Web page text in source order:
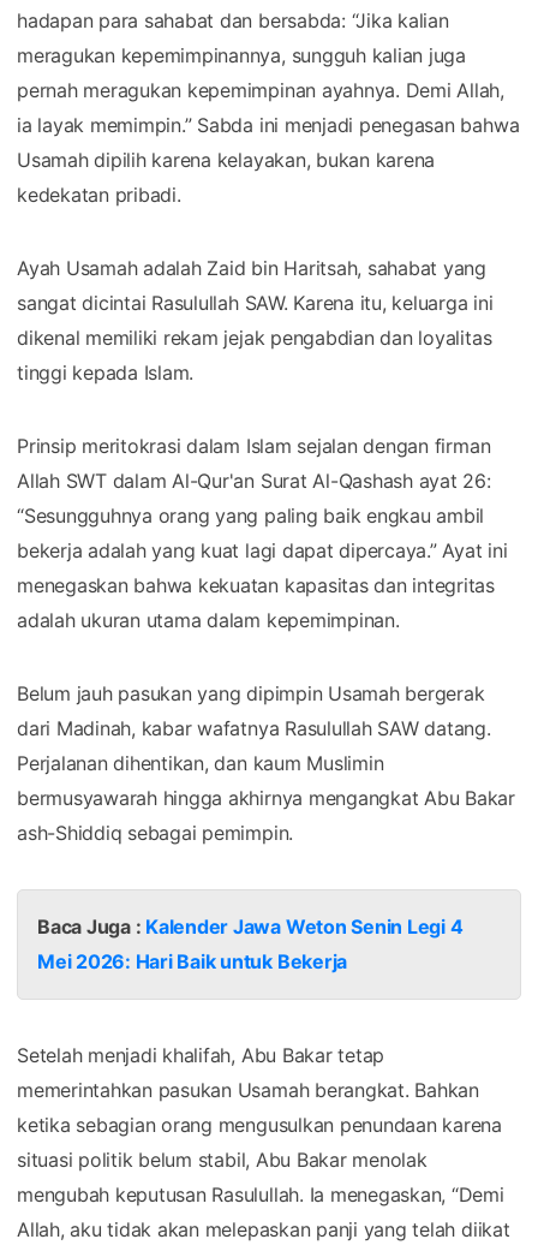
hadapan para sahabat dan bersabda: “Jika kalian
meragukan kepemimpinannya, sungguh kalian juga
pernah meragukan kepemimpinan ayahnya. Demi Allah,
ia layak memimpin.” Sabda ini menjadi penegasan bahwa
Usamah dipilih karena kelayakan, bukan karena
kedekatan pribadi.
Ayah Usamah adalah Zaid bin Haritsah, sahabat yang
sangat dicintai Rasulullah SAW. Karena itu, keluarga ini
dikenal memiliki rekam jejak pengabdian dan loyalitas
tinggi kepada Islam.
Prinsip meritokrasi dalam Islam sejalan dengan firman
Allah SWT dalam Al-Qur'an Surat Al-Qashash ayat 26:
“Sesungguhnya orang yang paling baik engkau ambil
bekerja adalah yang kuat lagi dapat dipercaya.” Ayat ini
menegaskan bahwa kekuatan kapasitas dan integritas
adalah ukuran utama dalam kepemimpinan.
Belum jauh pasukan yang dipimpin Usamah bergerak
dari Madinah, kabar wafatnya Rasulullah SAW datang.
Perjalanan dihentikan, dan kaum Muslimin
bermusyawarah hingga akhirnya mengangkat Abu Bakar
ash-Shiddiq sebagai pemimpin.
Baca Juga : Kalender Jawa Weton Senin Legi 4
Mei 2026: Hari Baik untuk Bekerja
Setelah menjadi khalifah, Abu Bakar tetap
memerintahkan pasukan Usamah berangkat. Bahkan
ketika sebagian orang mengusulkan penundaan karena
situasi politik belum stabil, Abu Bakar menolak
mengubah keputusan Rasulullah. Ia menegaskan, “Demi
Allah, aku tidak akan melepaskan panji yang telah diikat